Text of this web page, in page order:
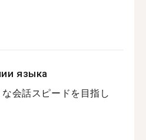
языка
会話スピードを目指し